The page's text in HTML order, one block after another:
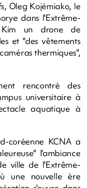
Oleg Kojémiako, le
dans l'Extrême-
un drone de
et "des vêtements
thermiques",
rencontré des
universitaire à
aquatique à
coréenne KCNA a
l'ambiance
ville de l'Extrême-
une nouvelle ère